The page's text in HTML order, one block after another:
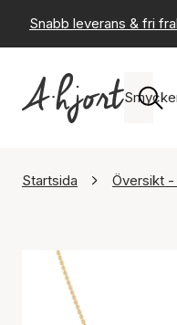
Snabb leverans & fri
Startsida Översikt -